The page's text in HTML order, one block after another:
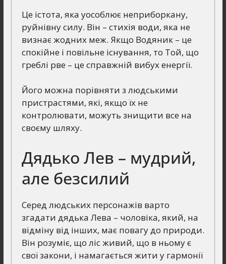
Це істота, яка уособлює неприборкану,
руйнівну силу. Він – стихія води, яка не
визнає жодних меж. Якщо Водяник – це
спокійне і повільне існування, то Той, що
греблі рве – це справжній вибух енергії.
Його можна порівняти з людськими
пристрастями, які, якщо їх не
контролювати, можуть знищити все на
своєму шляху.
Дядько Лев – мудрий,
але безсилий
Серед людських персонажів варто
згадати дядька Лева – чоловіка, який, на
відміну від інших, має повагу до природи.
Він розуміє, що ліс живий, що в ньому є
свої закони, і намагається жити у гармонії